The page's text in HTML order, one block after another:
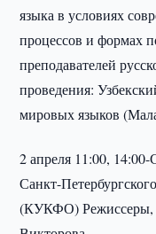
языка в условиях
процессов и формах
преподавателей
проведения:
мировых языков
2 апреля 11:00,
Санкт-
(КУКФО) Режиссеры,